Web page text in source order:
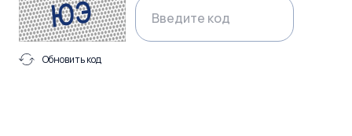
Обновить код